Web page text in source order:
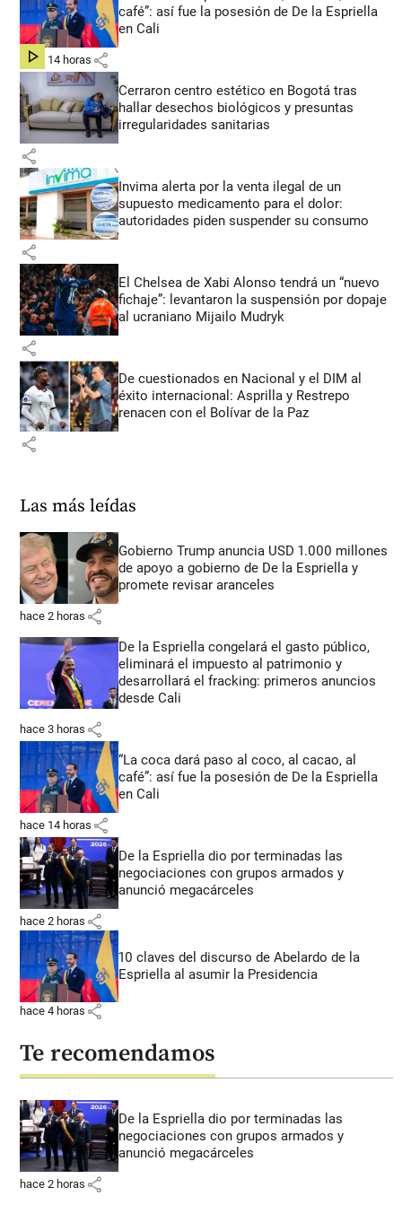
café”: así fue la posesión de De la Espriella
en Cali
hace 14 horas share
Cerraron centro estético en Bogotá tras
hallar desechos biológicos y presuntas
irregularidades sanitarias
share
Invima alerta por la venta ilegal de un
supuesto medicamento para el dolor:
autoridades piden suspender su consumo
share
El Chelsea de Xabi Alonso tendrá un “nuevo
fichaje”: levantaron la suspensión por dopaje
al ucraniano Mijailo Mudryk
share
De cuestionados en Nacional y el DIM al
éxito internacional: Asprilla y Restrepo
renacen con el Bolívar de la Paz
share
Las más leídas
Gobierno Trump anuncia USD 1.000 millones
de apoyo a gobierno de De la Espriella y
promete revisar aranceles
hace 2 horas share
De la Espriella congelará el gasto público,
eliminará el impuesto al patrimonio y
desarrollará el fracking: primeros anuncios
desde Cali
hace 3 horas share
“La coca dará paso al coco, al cacao, al
café”: así fue la posesión de De la Espriella
en Cali
hace 14 horas share
De la Espriella dio por terminadas las
negociaciones con grupos armados y
anunció megacárceles
hace 2 horas share
10 claves del discurso de Abelardo de la
Espriella al asumir la Presidencia
hace 4 horas share
Te recomendamos
De la Espriella dio por terminadas las
negociaciones con grupos armados y
anunció megacárceles
hace 2 horas share